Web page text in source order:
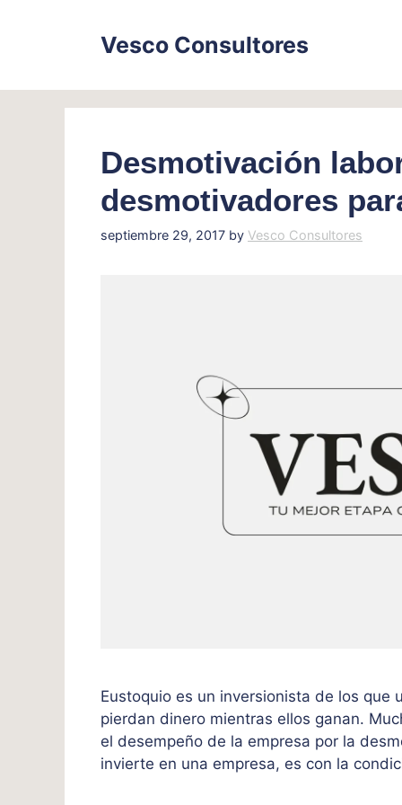
Vesco Consultores
Desmotivación
desmotivadores
septiembre 29, 2017 by Vesco Consultores
Eustoquio es un inversionista de los
pierdan dinero mientras ellos ganan.
el desempeño de la empresa por la
invierte en una empresa, es con la